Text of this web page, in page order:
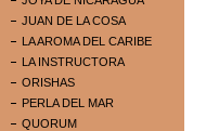
JUAN DE LA COSA
LA AROMA DEL CARIBE
LA INSTRUCTORA
ORISHAS
PERLA DEL MAR
QUORUM